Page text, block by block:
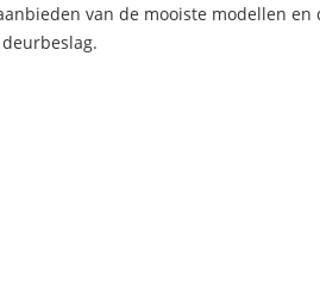
van de mooiste modellen